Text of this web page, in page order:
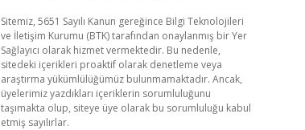
Sitemiz, 5651 Sayılı Kanun gereğince Bilgi Teknolojileri
ve İletişim Kurumu (BTK) tarafından onaylanmış bir Yer
Sağlayıcı olarak hizmet vermektedir. Bu nedenle,
sitedeki içerikleri proaktif olarak denetleme veya
araştırma yükümlülüğümüz bulunmamaktadır. Ancak,
üyelerimiz yazdıkları içeriklerin sorumluluğunu
taşımakta olup, siteye üye olarak bu sorumluluğu kabul
etmiş sayılırlar.